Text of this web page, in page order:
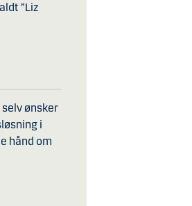
”Liz
ønsker
i
hånd om